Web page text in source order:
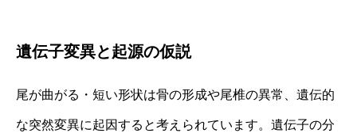
遺伝子変異と起源の仮説
尾が曲がる・短い形状は骨の形成や尾椎の異常、遺伝的
な突然変異に起因すると考えられています。遺伝子の分